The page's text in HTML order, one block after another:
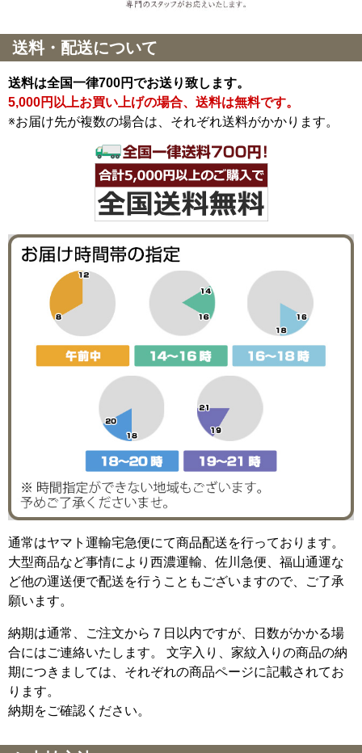
送料・配送について
送料は全国一律700円でお送り致します。
5,000円以上お買い上げの場合、送料は無料です。
※お届け先が複数の場合は、それぞれ送料がかかります。
通常はヤマト運輸宅急便にて商品配送を行っております。
大型商品など事情により西濃運輸、佐川急便、福山通運な
ど他の運送便で配送を行うこともございますので、ご了承
願います。
納期は通常、ご注文から７日以内ですが、日数がかかる場
合にはご連絡いたします。 文字入り、家紋入りの商品の納
期につきましては、それぞれの商品ページに記載されてお
ります。
納期をご確認ください。